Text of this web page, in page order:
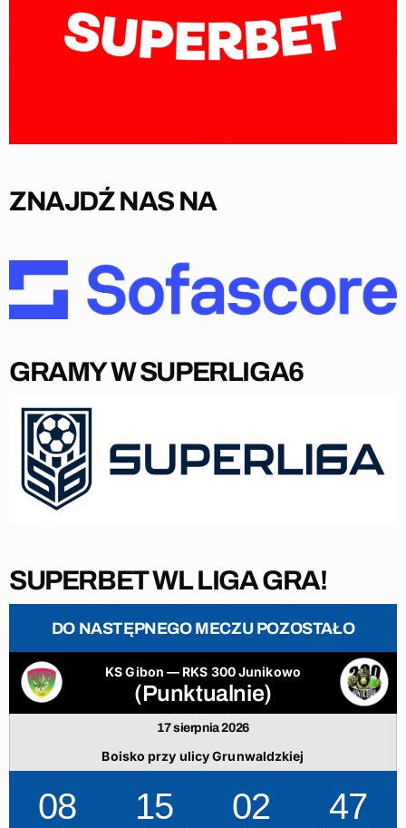
ZNAJDŹ NAS NA
GRAMY W SUPERLIGA6
SUPERBET WL LIGA GRA!
DO NASTĘPNEGO MECZU POZOSTAŁO
KS Gibon — RKS 300 Junikowo
(Punktualnie)
17 sierpnia 2026
Boisko przy ulicy Grunwaldzkiej
08 15 02 46